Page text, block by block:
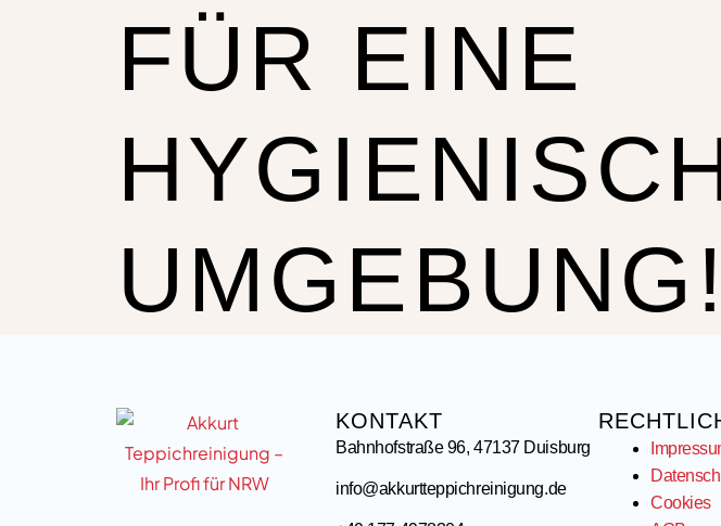
FÜR EINE
UMGEBUNG!
KONTAKT
Bahnhofstraße 96, 47137 Duisburg
info@akkurtteppichreinigung.de
Cookies